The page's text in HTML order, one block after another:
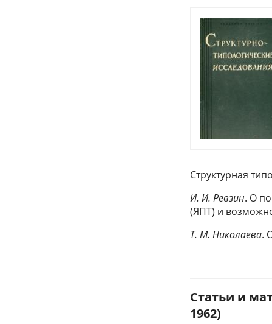
Структурная
И. И. Ревзин. О
(ЯПТ) и
Т. М. Николаева.
Статьи и
1962)